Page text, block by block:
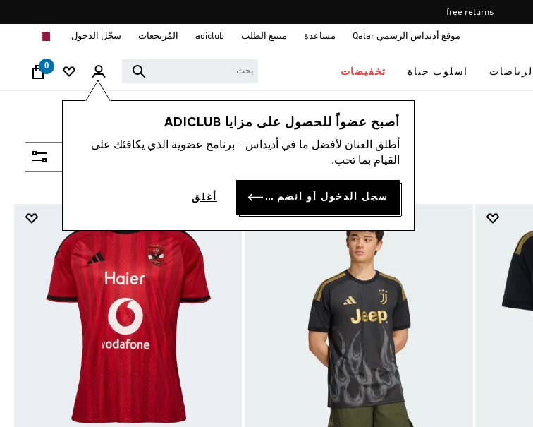
Pause
promotion
Free shipping on orders over 400 QAR.
موقع أديداس الرسمي Qatar مساعدة متتبع الطلب adiclub المُرتجعات سجّل الدخول
الرياضات اسلوب حياة تخفيضات
0
أصبح عضواً للحصول على مزايا ADICLUB
أطلق العنان لأفضل ما في أديداس - برنامج عضوية الذي يكافئك على
القيام بما تحب.
سجل الدخول أو انضم الآن أغلق